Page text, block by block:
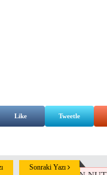
Like Tweetle
Sonraki Yazı